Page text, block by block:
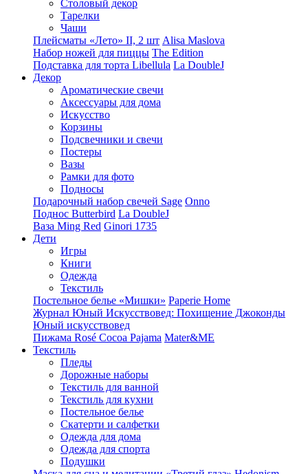
Столовый декор
Тарелки
Чаши
Плейсматы «Лето» II, 2 шт Alisa Maslova
Набор ножей для пиццы The Edition
Подставка для торта Libellula La DoubleJ
Декор
Ароматические свечи
Аксессуары для дома
Искусство
Корзины
Подсвечники и свечи
Постеры
Вазы
Рамки для фото
Подносы
Подарочный набор свечей Sage Onno
Поднос Butterbird La DoubleJ
Ваза Ming Red Ginori 1735
Дети
Игры
Книги
Одежда
Текстиль
Постельное белье «Мишки» Paperie Home
Журнал Юный Искусствовед: Похищение Джоконды
Юный искусствовед
Пижама Rosé Cocoa Pajama Mater&ME
Текстиль
Пледы
Дорожные наборы
Текстиль для ванной
Текстиль для кухни
Постельное белье
Скатерти и салфетки
Одежда для дома
Одежда для спорта
Подушки